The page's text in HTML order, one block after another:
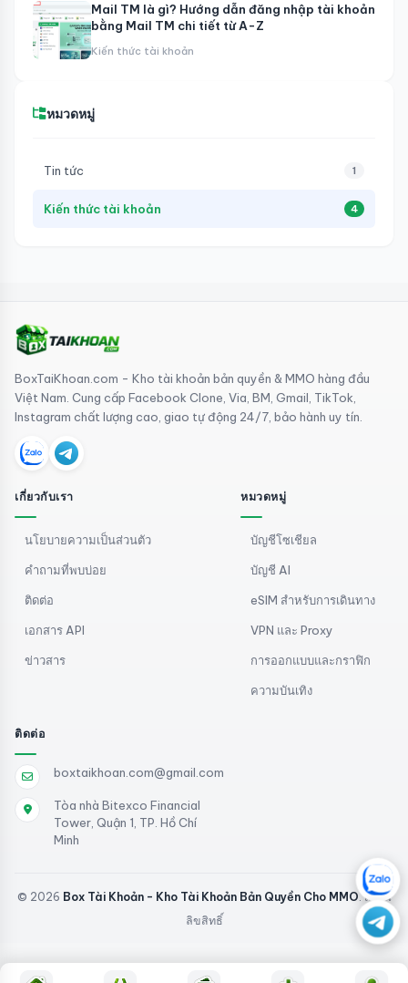
Mail TM là gì? Hướng dẫn đăng nhập tài khoản
bằng Mail TM chi tiết từ A-Z
Kiến thức tài khoản
หมวดหมู่
Tin tức 1
Kiến thức tài khoản 4
BoxTaiKhoan.com - Kho tài khoản bản quyền & MMO hàng đầu
Việt Nam. Cung cấp Facebook Clone, Via, BM, Gmail, TikTok,
Instagram chất lượng cao, giao tự động 24/7, bảo hành uy tín.
เกี่ยวกับเรา
นโยบายความเป็นส่วนตัว
คำถามที่พบบ่อย
ติดต่อ
เอกสาร API
ข่าวสาร
หมวดหมู่
บัญชีโซเชียล
บัญชี AI
eSIM สำหรับการเดินทาง
VPN และ Proxy
การออกแบบและกราฟิก
ความบันเทิง
ติดต่อ
boxtaikhoan.com@gmail.com
Tòa nhà Bitexco Financial
Tower, Quận 1, TP. Hồ Chí
Minh
© 2026 Box Tài Khoản - Kho Tài Khoản Bản Quyền Cho MMO. สงวน
ลิขสิทธิ์